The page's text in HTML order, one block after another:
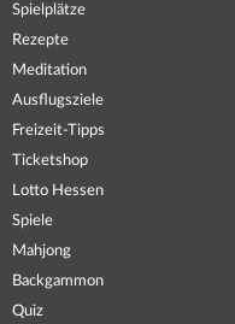
Spielplätze
Rezepte
Meditation
Ausflugsziele
Freizeit-Tipps
Ticketshop
Lotto Hessen
Spiele
Mahjong
Backgammon
Quiz